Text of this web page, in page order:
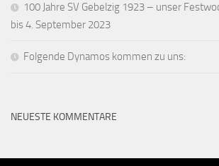
100 Jahre SV Gebelzig 1923 – unser
bis 4. September 2023
Folgende Dynamos kommen zu uns:
NEUESTE KOMMENTARE